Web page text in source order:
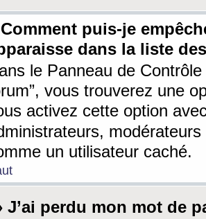
puis-je
dans la liste
le Panneau de
vous trouverez une
activez cette option
un utilisateur caché.
J’ai perdu mon mot de